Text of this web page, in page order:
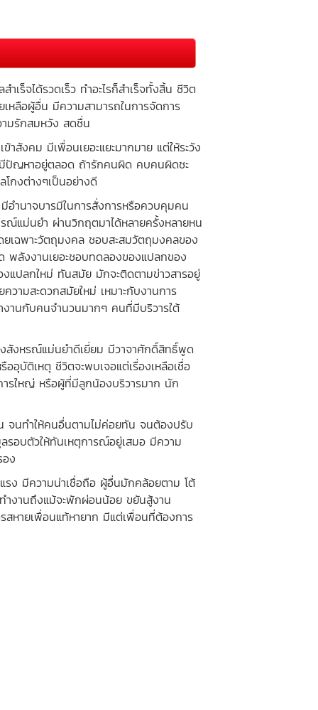
จได้รวดเร็ว ทำอะไรก็สำเร็จทั้งสิ้น ชีวิต
หลือผู้อื่น มีความสามารถในการจัดการ
มรักสมหวัง สดชื่น
คม มีเพื่อนเยอะแยะมากมาย แต่ให้ระวัง
มีปัญหาอยู่ตลอด ถ้ารักคนผิด คบคนผิดชะ
กงต่างๆเป็นอย่างดี
นาจบารมีในการสั่งการหรือควบคุมคน
ณ์แม่นยำ ผ่านวิกฤตมาได้หลายครั้งหลายหน
เฉพาะวัตถุมงคล ชอบสะสมวัตถุมงคลของ
พลังงานเยอะชอบทดลองของแปลกของ
แปลกใหม่ ทันสมัย มักจะติดตามข่าวสารอยู่
ความสะดวกสมัยใหม่ เหมาะกับงานการ
านกับคนจำนวนมากๆ คนที่มีบริวารใต้
งหรณ์แม่นยำดีเยี่ยม มีวาจาศักดิ์สิทธิ์พูด
อุบัติเหตุ ชีวิตจะพบเจอแต่เรื่องเหลือเชื่อ
ารใหญ่ หรือผู้ที่มีลูกน้องบริวารมาก นัก
ทำให้คนอื่นตามไม่ค่อยทัน จนต้องปรับ
รอบตัวให้ทันเหตุการณ์อยู่เสมอ มีความ
ง
มีความน่าเชื่อถือ ผู้อื่นมักคล้อยตาม โต้
ทำงานถึงแม้จะพักผ่อนน้อย ขยันสู้งาน
สหายเพื่อนแท้หายาก มีแต่เพื่อนที่ต้องการ